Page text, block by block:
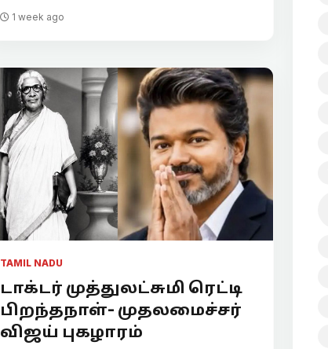
1 week ago
TAMIL NADU
டாக்டர் முத்துலட்சுமி ரெட்டி
பிறந்தநாள்- முதலமைச்சர்
விஜய் புகழாரம்